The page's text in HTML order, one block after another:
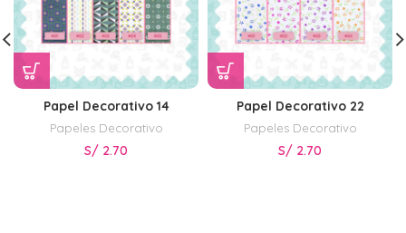
Papel Decorativo 14
Papeles Decorativo
S/ 2.70
Papel Decorativo 22
Papeles Decorativo
S/ 2.70